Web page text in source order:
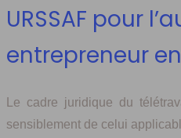
URSSAF pour
entrepreneur
Le cadre juridique du
sensiblement de celui